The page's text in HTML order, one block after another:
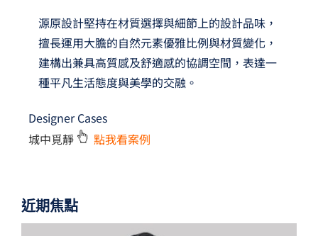
源原設計堅持在材質選擇與細節上的設計品味，
擅長運用大膽的自然元素優雅比例與材質變化，
建構出兼具高質感及舒適感的協調空間，表達一
種平凡生活態度與美學的交融。
Designer Cases
城中覓靜
點我看案例
近期焦點